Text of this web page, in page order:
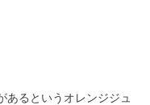
あるというオレンジジュ